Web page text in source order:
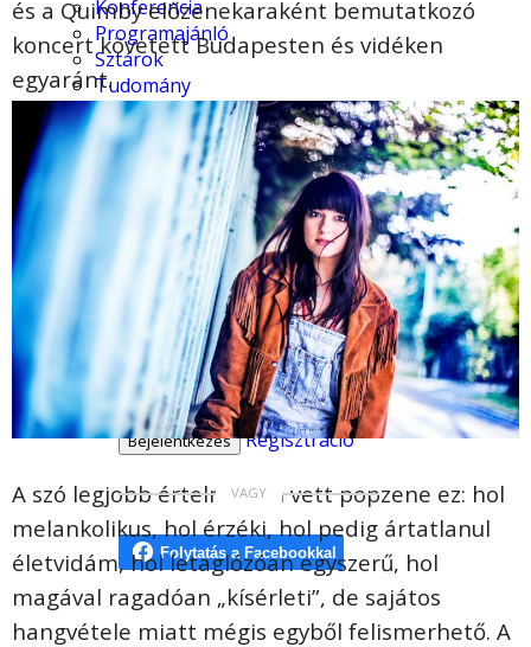
Konferencia
Programajánló
Sztárok
Tudomány
Rovataink
Balaton kör
Interjú
(H)egycipőben
Kinometer
Programajánló
Regisztráció
és a Quimby előzenekaraként bemutatkozó
koncert követett Budapesten és vidéken
egyaránt.
A szó legjobb értelmében vett popzene ez: hol
melankolikus, hol érzéki, hol pedig ártatlanul
életvidám, hol letaglózóan egyszerű, hol
magával ragadóan „kísérleti”, de sajátos
hangvétele miatt mégis egyből felismerhető. A